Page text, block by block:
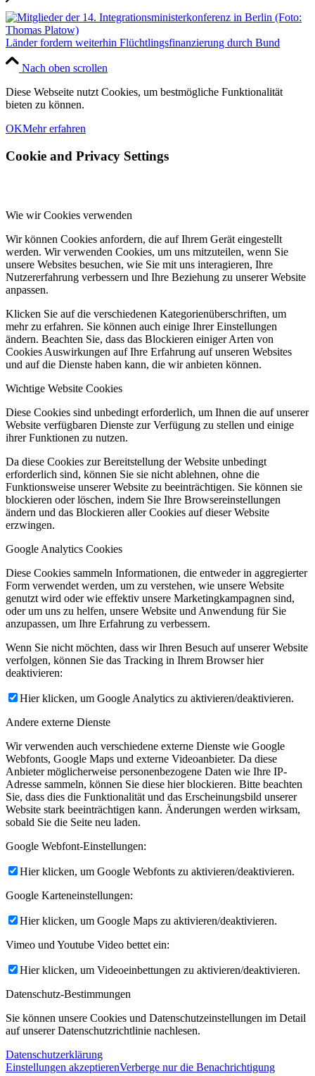
Länder fordern weiterhin Flüchtlingsfinanzierung durch Bund
Nach oben scrollen
Diese Webseite nutzt Cookies, um bestmögliche Funktionalität
bieten zu können.
OKMehr erfahren
Cookie and Privacy Settings
Wie wir Cookies verwenden
Wir können Cookies anfordern, die auf Ihrem Gerät eingestellt
werden. Wir verwenden Cookies, um uns mitzuteilen, wenn Sie
unsere Websites besuchen, wie Sie mit uns interagieren, Ihre
Nutzererfahrung verbessern und Ihre Beziehung zu unserer Website
anpassen.
Klicken Sie auf die verschiedenen Kategorienüberschriften, um
mehr zu erfahren. Sie können auch einige Ihrer Einstellungen
ändern. Beachten Sie, dass das Blockieren einiger Arten von
Cookies Auswirkungen auf Ihre Erfahrung auf unseren Websites
und auf die Dienste haben kann, die wir anbieten können.
Wichtige Website Cookies
Diese Cookies sind unbedingt erforderlich, um Ihnen die auf unserer
Website verfügbaren Dienste zur Verfügung zu stellen und einige
ihrer Funktionen zu nutzen.
Da diese Cookies zur Bereitstellung der Website unbedingt
erforderlich sind, können Sie sie nicht ablehnen, ohne die
Funktionsweise unserer Website zu beeinträchtigen. Sie können sie
blockieren oder löschen, indem Sie Ihre Browsereinstellungen
ändern und das Blockieren aller Cookies auf dieser Website
erzwingen.
Google Analytics Cookies
Diese Cookies sammeln Informationen, die entweder in aggregierter
Form verwendet werden, um zu verstehen, wie unsere Website
genutzt wird oder wie effektiv unsere Marketingkampagnen sind,
oder um uns zu helfen, unsere Website und Anwendung für Sie
anzupassen, um Ihre Erfahrung zu verbessern.
Wenn Sie nicht möchten, dass wir Ihren Besuch auf unserer Website
verfolgen, können Sie das Tracking in Ihrem Browser hier
deaktivieren:
Hier klicken, um Google Analytics zu aktivieren/deaktivieren.
Andere externe Dienste
Wir verwenden auch verschiedene externe Dienste wie Google
Webfonts, Google Maps und externe Videoanbieter. Da diese
Anbieter möglicherweise personenbezogene Daten wie Ihre IP-
Adresse sammeln, können Sie diese hier blockieren. Bitte beachten
Sie, dass dies die Funktionalität und das Erscheinungsbild unserer
Website stark beeinträchtigen kann. Änderungen werden wirksam,
sobald Sie die Seite neu laden.
Google Webfont-Einstellungen:
Hier klicken, um Google Webfonts zu aktivieren/deaktivieren.
Google Karteneinstellungen:
Hier klicken, um Google Maps zu aktivieren/deaktivieren.
Vimeo und Youtube Video bettet ein:
Hier klicken, um Videoeinbettungen zu aktivieren/deaktivieren.
Datenschutz-Bestimmungen
Sie können unsere Cookies und Datenschutzeinstellungen im Detail
auf unserer Datenschutzrichtlinie nachlesen.
Datenschutzerklärung
Einstellungen akzeptierenVerberge nur die Benachrichtigung